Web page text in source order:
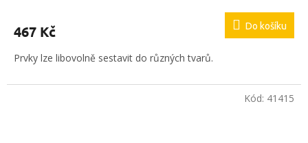
467 Kč Do košíku
Prvky lze libovolně sestavit do různých tvarů.
Kód: 41415